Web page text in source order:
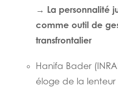
→ La personnalité
comme outil de
transfrontalier
Hanifa Bader
éloge de la lenteur